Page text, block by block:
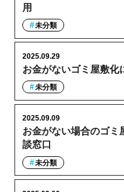
用
未分類
お金がないゴミ屋敷化
2025.09.29
未分類
お金がない場合のゴミ
談窓口
2025.09.09
未分類